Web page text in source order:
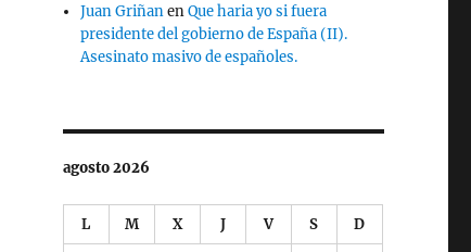
Juan GriñanenQue haria yo si fuera
presidente del gobierno de España (II).
Asesinato masivo de españoles.
agosto 2026
L M X J V S D